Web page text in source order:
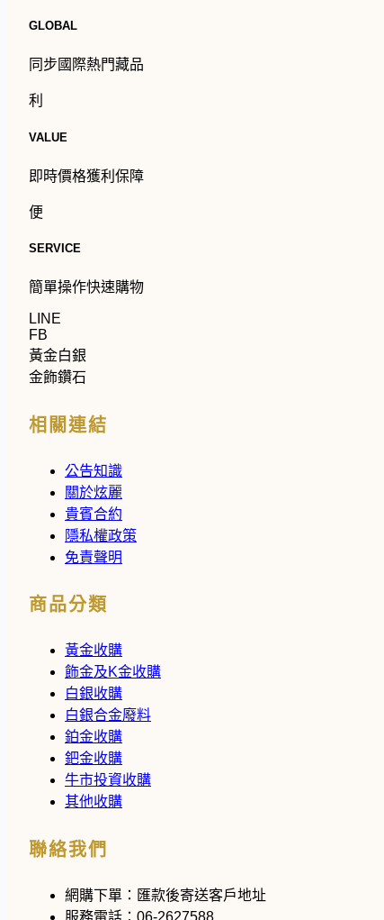
GLOBAL
同步國際熱門藏品
利
VALUE
即時價格獲利保障
便
SERVICE
簡單操作快速購物
LINE
FB
黃金白銀
金飾鑽石
相關連結
公告知識
關於炫麗
貴賓合約
隱私權政策
免責聲明
商品分類
黃金收購
飾金及K金收購
白銀收購
白銀合金廢料
鉑金收購
鈀金收購
牛市投資收購
其他收購
聯絡我們
網購下單： 匯款後寄送客戶地址
服務電話： 06-2627588